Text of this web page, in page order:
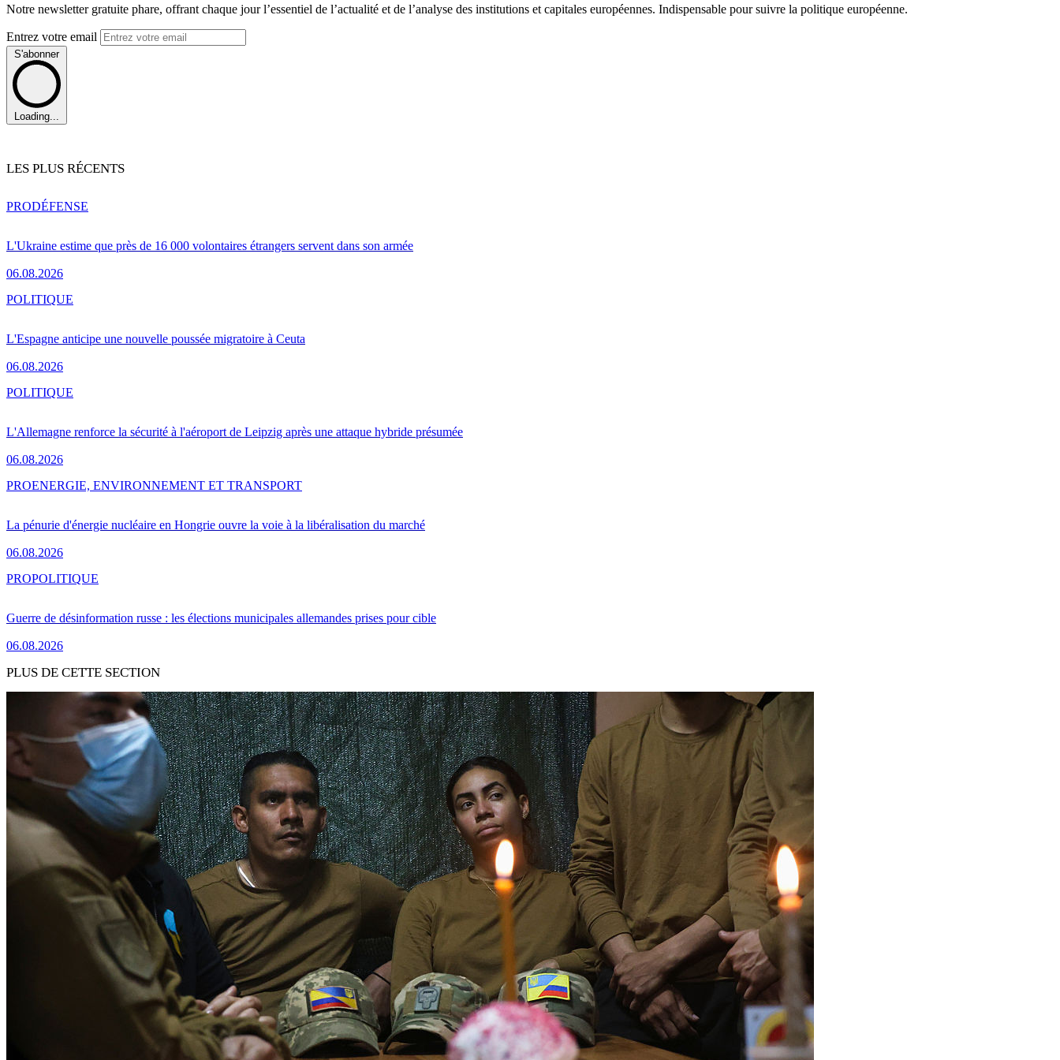
Notre newsletter gratuite phare, offrant chaque jour l’essentiel de l’actualité et de l’analyse des institutions et capitales européennes. Indispensable pour suivre la politique européenne.
Entrez votre email
S'abonner
Loading...
LES PLUS RÉCENTS
L'Ukraine estime que près de 16 000 volontaires étrangers servent dans son armée
06.08.2026
PRODÉFENSE
L'Espagne anticipe une nouvelle poussée migratoire à Ceuta
06.08.2026
POLITIQUE
L'Allemagne renforce la sécurité à l'aéroport de Leipzig après une attaque hybride présumée
06.08.2026
POLITIQUE
La pénurie d'énergie nucléaire en Hongrie ouvre la voie à la libéralisation du marché
06.08.2026
PROENERGIE, ENVIRONNEMENT ET TRANSPORT
Guerre de désinformation russe : les élections municipales allemandes prises pour cible
06.08.2026
PROPOLITIQUE
PLUS DE CETTE SECTION